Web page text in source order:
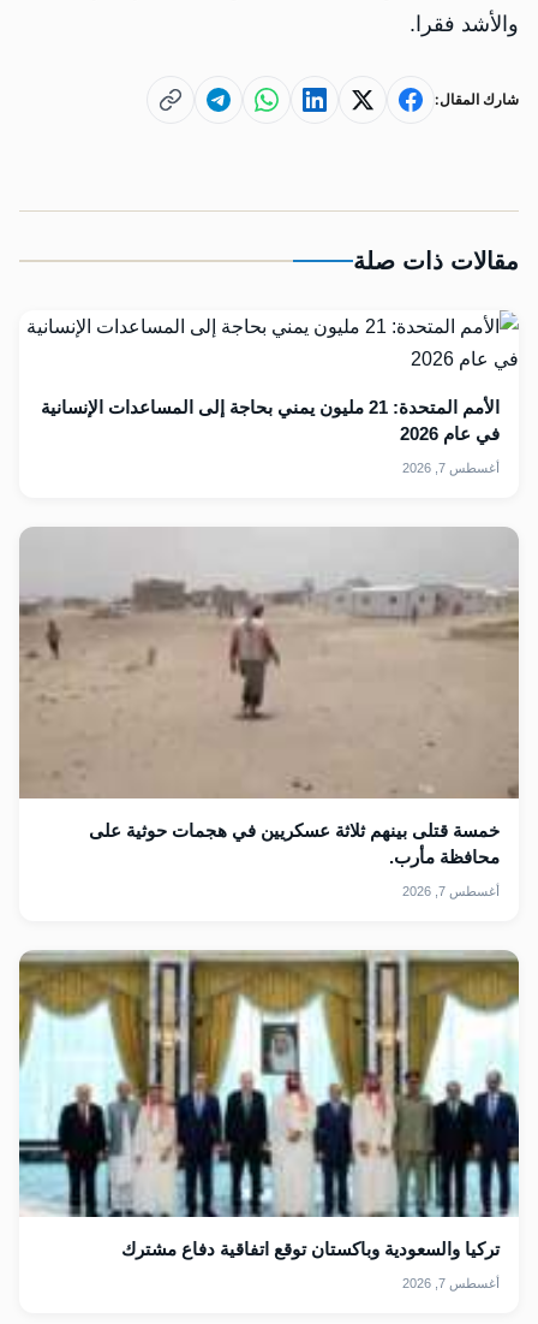
والأشد فقرا.
شارك المقال:
مقالات ذات صلة
الأمم المتحدة: 21 مليون يمني بحاجة إلى المساعدات الإنسانية
في عام 2026
أغسطس 7, 2026
خمسة قتلى بينهم ثلاثة عسكريين في هجمات حوثية على
محافظة مأرب.
أغسطس 7, 2026
تركيا والسعودية وباكستان توقع اتفاقية دفاع ⁠مشترك
أغسطس 7, 2026